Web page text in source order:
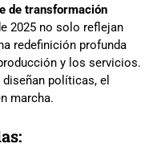
de transformación
2025 no solo reflejan
redefinición profunda
y los servicios.
políticas, el
marcha.